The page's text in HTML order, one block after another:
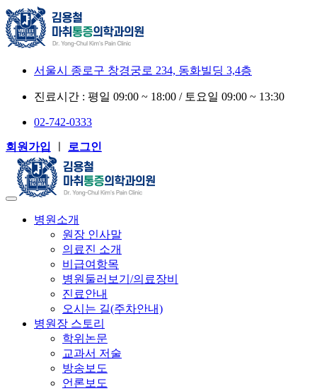
서울시 종로구 창경궁로 234, 동화빌딩 3,4층
진료시간 : 평일 09:00 ~ 18:00 / 토요일 09:00 ~ 13:30
02-742-0333
회원가입 로그인
병원소개
원장 인사말
의료진 소개
비급여항목
병원둘러보기/의료장비
진료안내
오시는 길(주차안내)
병원장 스토리
학위논문
교과서 저술
방송보도
언론보도